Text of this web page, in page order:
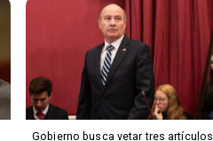
Gobierno busca vetar tres artículos